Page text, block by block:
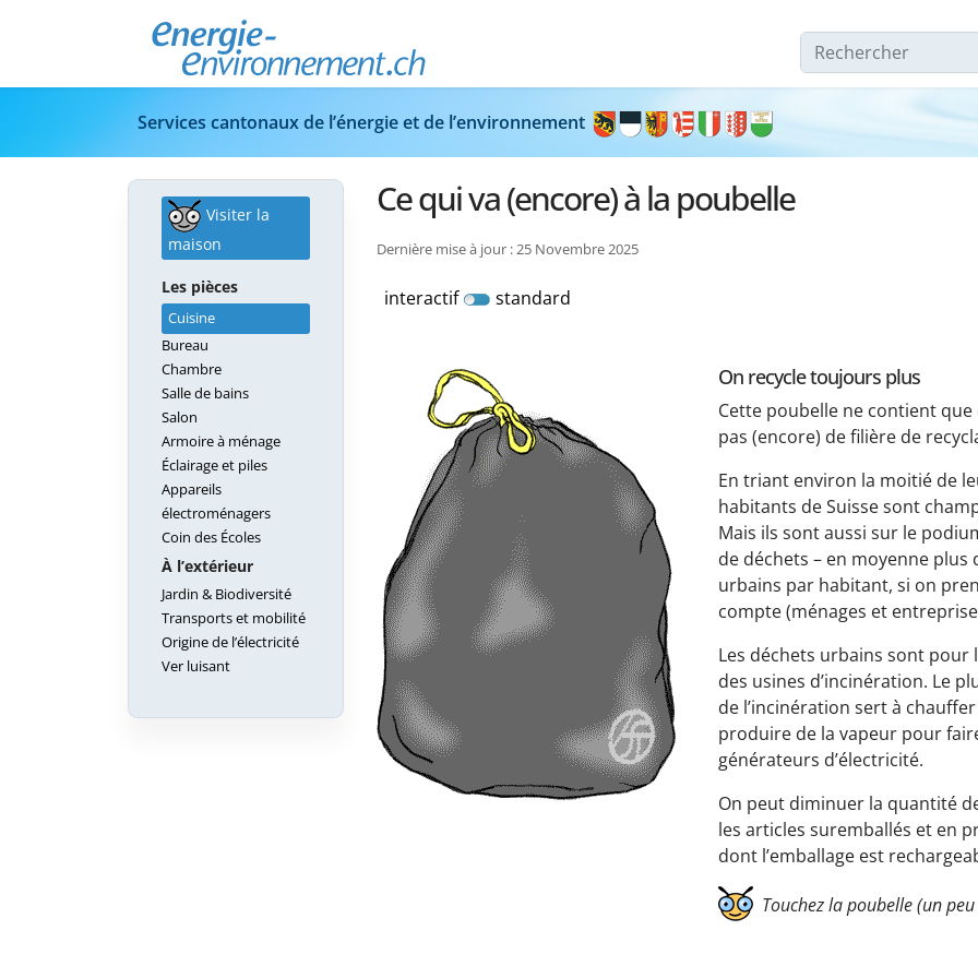
Rechercher
Services cantonaux de l’énergie et de l’environnement
Visiter la
maison
Les pièces
Cuisine
Bureau
Chambre
Salle de bains
Salon
Armoire à ménage
Éclairage et piles
Appareils
électroménagers
Coin des Écoles
À l’extérieur
Jardin & Biodiversité
Transports et mobilité
Origine de l’électricité
Ver luisant
Ce qui va (encore) à la poubelle
Dernière mise à jour : 25 Novembre 2025
interactif standard
On recycle toujours plus
Cette poubelle ne contient que
pas (encore) de filière de
En triant environ la moitié de
habitants de Suisse sont
Mais ils sont aussi sur le
de déchets – en moyenne plus
urbains par habitant, si on
compte (ménages et
Les déchets urbains sont
des usines d’incinération. Le
de l’incinération sert à
produire de la vapeur pour
générateurs d’électricité.
On peut diminuer la quantité
les articles suremballés et en
dont l’emballage est
Touchez la poubelle (un